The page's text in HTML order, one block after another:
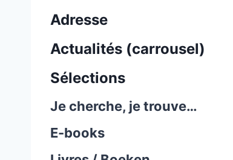
Adresse
Actualités (carrousel)
Sélections
Je cherche, je trouve…
E-books